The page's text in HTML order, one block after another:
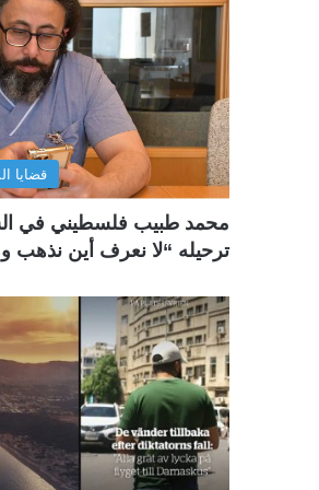
قضايا
محمد طبيب فلسطيني في
ترحيله “لا نعرف أين نذهب